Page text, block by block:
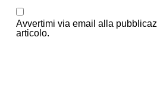
Avvertimi via email alla
articolo.